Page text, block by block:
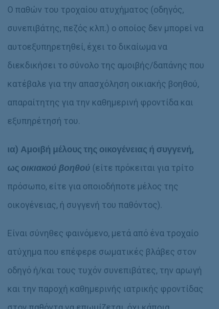
Ο παθών του τροχαίου ατυχήματος (οδηγός,
συνεπιβάτης, πεζός κλπ.) ο οποίος δεν μπορεί να
αυτοεξυπηρετηθεί, έχει το δικαίωμα να
διεκδικήσει το σύνολο της αμοιβής/δαπάνης που
κατέβαλε για την απασχόληση οικιακής βοηθού,
απαραίτητης για την καθημερινή φροντίδα και
εξυπηρέτησή του.
ια) Αμοιβή μέλους της οικογένειας ή συγγενή,
ως οικιακού βοηθού (είτε πρόκειται για τρίτο
πρόσωπο, είτε για οποιοδήποτε μέλος της
οικογένειας, ή συγγενή του παθόντος).
Είναι σύνηθες φαινόμενο, μετά από ένα τροχαίο
ατύχημα που επέφερε σωματικές βλάβες στον
οδηγό ή/και τους τυχόν συνεπιβάτες, την αρωγή
και την παροχή καθημερινής ιατρικής φροντίδας